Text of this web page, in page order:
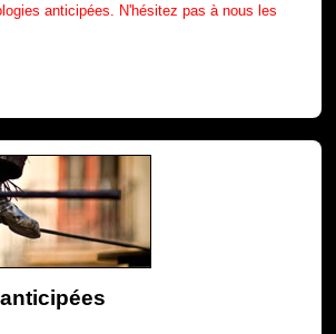
anticipées. N'hésitez pas à nous les